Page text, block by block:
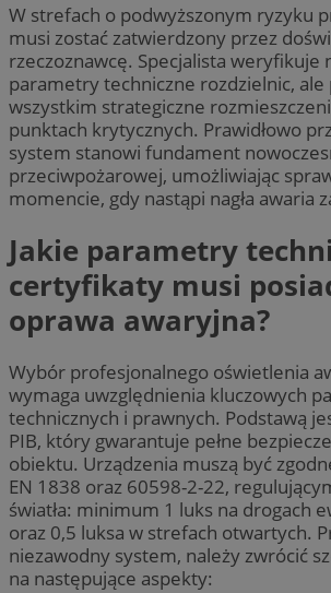
W strefach o podwyższonym ryzyku
musi zostać zatwierdzony przez
rzeczoznawcę. Specjalista weryfikuje
parametry techniczne rozdzielnic, ale
wszystkim strategiczne
punktach krytycznych. Prawidłowo
system stanowi fundament
przeciwpożarowej, umożliwiając
momencie, gdy nastąpi nagła awaria
Jakie parametry
certyfikaty musi
oprawa awaryjna?
Wybór profesjonalnego oświetlenia
wymaga uwzględnienia kluczowych
technicznych i prawnych. Podstawą
PIB, który gwarantuje pełne
obiektu. Urządzenia muszą być
EN 1838 oraz 60598-2-22,
światła: minimum 1 luks na drogach
oraz 0,5 luksa w strefach otwartych.
niezawodny system, należy zwrócić
na następujące aspekty: